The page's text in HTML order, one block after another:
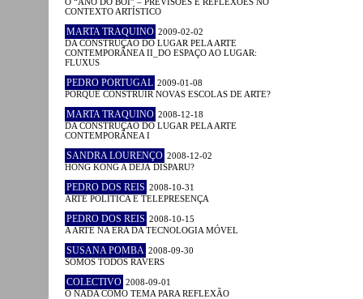
CONTEXTO ARTÍSTICO
MARTA TRAQUINO 2009-02-02
DA CONSTRUÇÃO DO LUGAR PELA ARTE
CONTEMPORÂNEA II_DO ESPAÇO AO LUGAR:
FLUXUS
PEDRO PORTUGAL 2009-01-08
PORQUÊ CONSTRUIR NOVAS ESCOLAS DE ARTE?
MARTA TRAQUINO 2008-12-18
DA CONSTRUÇÃO DO LUGAR PELA ARTE
CONTEMPORÂNEA I
SANDRA LOURENÇO 2008-12-02
HONG KONG A DÉJÀ DISPARU?
PEDRO DOS REIS 2008-10-31
ARTE POLÍTICA E TELEPRESENÇA
PEDRO DOS REIS 2008-10-15
A ARTE NA ERA DA TECNOLOGIA MÓVEL
SUSANA POMBA 2008-09-30
SOMOS TODOS RAVERS
COLECTIVO 2008-09-01
O NADA COMO TEMA PARA REFLEXÃO